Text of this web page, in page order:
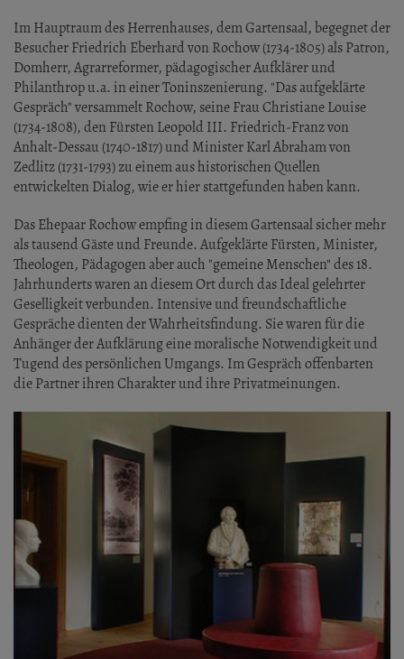
Im Hauptraum des Herrenhauses, dem Gartensaal, begegnet der
Besucher Friedrich Eberhard von Rochow (1734-1805) als Patron,
Domherr, Agrarreformer, pädagogischer Aufklärer und
Philanthrop u.a. in einer Toninszenierung. "Das aufgeklärte
Gespräch" versammelt Rochow, seine Frau Christiane Louise
(1734-1808), den Fürsten Leopold III. Friedrich-Franz von
Anhalt-Dessau (1740-1817) und Minister Karl Abraham von
Zedlitz (1731-1793) zu einem aus historischen Quellen
entwickelten Dialog, wie er hier stattgefunden haben kann.
Das Ehepaar Rochow empfing in diesem Gartensaal sicher mehr
als tausend Gäste und Freunde. Aufgeklärte Fürsten, Minister,
Theologen, Pädagogen aber auch "gemeine Menschen" des 18.
Jahrhunderts waren an diesem Ort durch das Ideal gelehrter
Geselligkeit verbunden. Intensive und freundschaftliche
Gespräche dienten der Wahrheitsfindung. Sie waren für die
Anhänger der Aufklärung eine moralische Notwendigkeit und
Tugend des persönlichen Umgangs. Im Gespräch offenbarten
die Partner ihren Charakter und ihre Privatmeinungen.